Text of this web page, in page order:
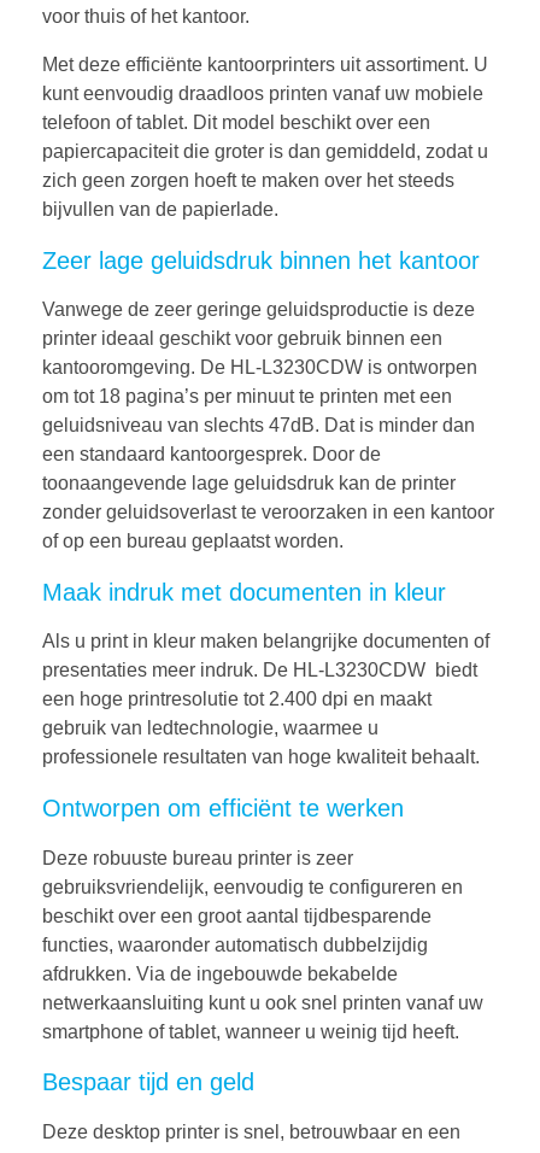
voor thuis of het kantoor.
Met deze efficiënte kantoorprinters uit assortiment. U
kunt eenvoudig draadloos printen vanaf uw mobiele
telefoon of tablet. Dit model beschikt over een
papiercapaciteit die groter is dan gemiddeld, zodat u
zich geen zorgen hoeft te maken over het steeds
bijvullen van de papierlade.
Zeer lage geluidsdruk binnen het kantoor
Vanwege de zeer geringe geluidsproductie is deze
printer ideaal geschikt voor gebruik binnen een
kantooromgeving. De HL-L3230CDW is ontworpen
om tot 18 pagina’s per minuut te printen met een
geluidsniveau van slechts 47dB. Dat is minder dan
een standaard kantoorgesprek. Door de
toonaangevende lage geluidsdruk kan de printer
zonder geluidsoverlast te veroorzaken in een kantoor
of op een bureau geplaatst worden.
Maak indruk met documenten in kleur
Als u print in kleur maken belangrijke documenten of
presentaties meer indruk. De HL-L3230CDW biedt
een hoge printresolutie tot 2.400 dpi en maakt
gebruik van ledtechnologie, waarmee u
professionele resultaten van hoge kwaliteit behaalt.
Ontworpen om efficiënt te werken
Deze robuuste bureau printer is zeer
gebruiksvriendelijk, eenvoudig te configureren en
beschikt over een groot aantal tijdbesparende
functies, waaronder automatisch dubbelzijdig
afdrukken. Via de ingebouwde bekabelde
netwerkaansluiting kunt u ook snel printen vanaf uw
smartphone of tablet, wanneer u weinig tijd heeft.
Bespaar tijd en geld
Deze desktop printer is snel, betrouwbaar en een